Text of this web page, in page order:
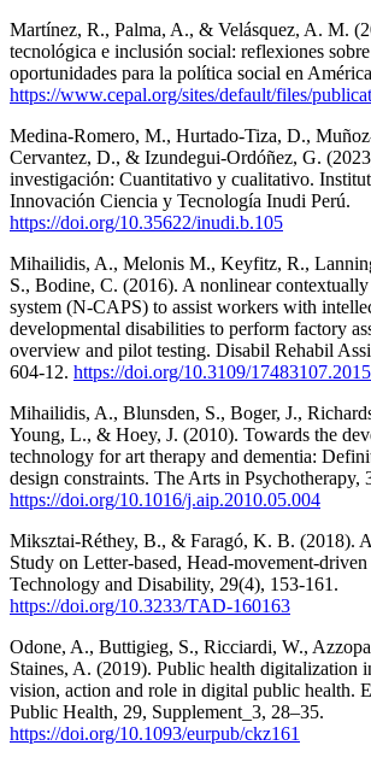
Martínez, R., Palma, A., & Velásquez, A. M.
tecnológica e inclusión social: reflexiones
oportunidades para la política social en
https://www.cepal.org/sites/default/files/
Medina-Romero, M., Hurtado-Tiza, D.,
Cervantez, D., & Izundegui-Ordóñez, G.
investigación: Cuantitativo y cualitativo.
Innovación Ciencia y Tecnología Inudi Perú.
https://doi.org/10.35622/inudi.b.105
Mihailidis, A., Melonis M., Keyfitz, R.,
S., Bodine, C. (2016). A nonlinear
system (N-CAPS) to assist workers with
developmental disabilities to perform factory
overview and pilot testing. Disabil Rehabil
604-12. https://doi.org/10.3109/
Mihailidis, A., Blunsden, S., Boger, J.,
Young, L., & Hoey, J. (2010). Towards the
technology for art therapy and dementia:
design constraints. The Arts in Psychotherapy,
https://doi.org/10.1016/j.aip.2010.05.004
Miksztai-Réthey, B., & Faragó, K. B. (2018).
Study on Letter-based, Head-movement-
Technology and Disability, 29(4), 153-161.
https://doi.org/10.3233/TAD-160163
Odone, A., Buttigieg, S., Ricciardi, W.,
Staines, A. (2019). Public health digitalization
vision, action and role in digital public health.
Public Health, 29, Supplement_3, 28–35.
https://doi.org/10.1093/eurpub/ckz161